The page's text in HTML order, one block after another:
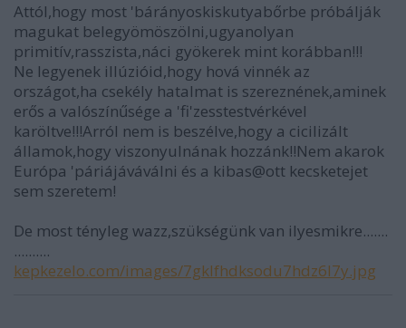
Attól,hogy most 'bárányoskiskutyabőrbe próbálják
magukat belegyömöszölni,ugyanolyan
primitív,rasszista,náci gyökerek mint korábban!!!
Ne legyenek illúzióid,hogy hová vinnék az
országot,ha csekély hatalmat is szereznének,aminek
erős a valószínűsége a 'fi'zesstestvérkével
karöltve!!!Arról nem is beszélve,hogy a cicilizált
államok,hogy viszonyulnának hozzánk!!Nem akarok
Európa 'páriájáváválni és a kibas@ott kecsketejet
sem szeretem!
De most tényleg wazz,szükségünk van ilyesmikre.......
..........
kepkezelo.com/images/7gklfhdksodu7hdz6l7y.jpg